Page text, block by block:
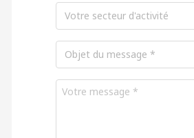
Secteur
d'activité
Objet
du
message *
Votre
message *